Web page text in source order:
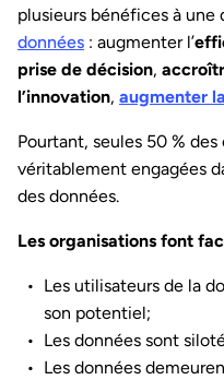
plusieurs bénéfices à une
données : augmenter l’
prise de décision,
l’innovation, augmenter
Pourtant, seules 50 %
véritablement engagées
des données.
Les organisations font
Les utilisateurs de la
son potentiel;
Les données sont
Les données